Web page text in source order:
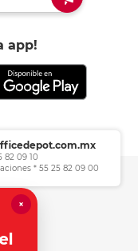
app!
82 09 10
* 55 25 82 09 00
×